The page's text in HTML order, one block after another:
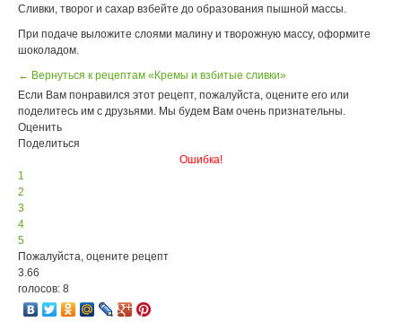
Сливки, творог и сахар взбейте до образования пышной массы.
При подаче выложите слоями малину и творожную массу, оформите
шоколадом.
← Вернуться к рецептам «Кремы и взбитые сливки»
Если Вам понравился этот рецепт, пожалуйста, оцените его или
поделитесь им с друзьями. Мы будем Вам очень признательны.
Оценить
Поделиться
Ошибка!
1
2
3
4
5
Пожалуйста, оцените рецепт
3.66
голосов: 8